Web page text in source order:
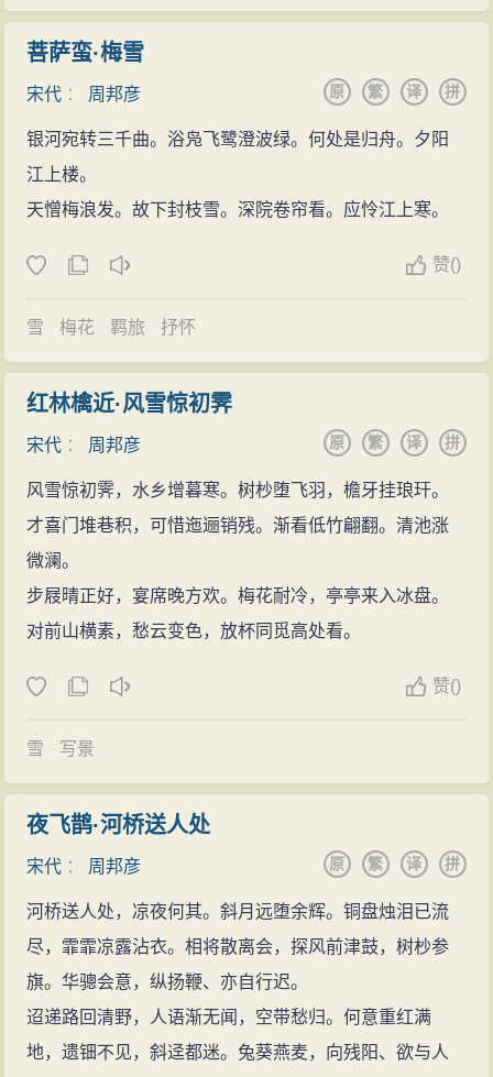
闲寻旧踪迹。又酒趁哀弦，灯照离席。梨花榆火催
寒食。愁一箭风快，半篙波暖，回头迢递便数驿，望人
在天北。
春无极。念月榭携手，露桥闻笛。沉思前事，似梦里，
泪暗滴。
宋徽宗听了以后，觉得周邦彦确实是个人才，就赦
免了他，还让他做了专管乐舞的大晟府提举。
前一年，方腊起义；死后六年，宋徽宗被俘，北宋沦
亡。可以说，曾长期担任要员的周邦彦是国家衰亡的见
证者，但本应十分敏感的词人却于末世沉浸在“清圆”的自
在悠闲中。
艺术贡献
周邦彦的词作，内容不外乎男女恋情、别愁离恨、
的成就主要在于兼收并蓄，博采诸家之所长，又摒弃它
他的词中，既有温庭筠的秾丽，韦庄的清艳，又有冯延
巳的缠绵、李后主的深婉，也有晏殊的蕴藉和欧阳修的
秀逸。至于柳永的铺叙绵密乃至是淫冶恻艳以及苏轼的
清旷豪达，我们都能窥知一二。同时，对于婉约词和豪
放词的某些缺点，他也尽量避免。因此，周邦彦的词深
得后人赞赏，并产生了广泛的影响。
促进词体声律模式的进一步规范化、精密化在北
宋，以苏轼为代表的词风在大力开拓词的表现领域的同
时，又往往成为“曲子中缚不住者”，表现出作为文字作品
向发展，极端重视词与音乐的配合，使词的声律模式进
任大晟府提举时，周邦彦以他的音律知识并吸收民间乐
工曲师的经验，搜集和审定了前代与当时流行的八十多
种词调，确定了各词调中每个字的四声，连同为仄声的
上、去、入都不容混用，并创制了《六丑》、《华胥
引》、《花犯》、《隔浦莲近拍》等不少新调。他所作
的词，格律自然是十分严谨，如《绕佛阁·暗尘四敛》的
双拽头：暗尘四敛，楼观迥出，高映孤馆。清漏将短，
厌闻夜久签声动书幔。桂华又满，闲步露草，偏爱幽
远。花气清婉，望中迤逦城阴度河岸。词中“敛”字上、去
词中之人，且闻其语，生动地描摹出人物的性格、心
丝”，写得更妙。一首小令写了两个故事，中间只用“而今
丽日明金屋”一句联起来，将上阕的追忆恋爱与下阕的共
同生活、金屋藏娇两种境界进行了比较，感受追忆两个
故事中的同一种情调：相聚不如相思，意味深长。另如
物、感情变换数次，构成全部事件、人物感情发展的脉
与行者，旧恨与新愁，人和物，情和境，浑然融为一
尊为婉约派的集大成者和格律派的创始人，开南宋姜
夔、吴文英格律词派先河。周邦彦的集子有杨泽民、方
千里、陈允平三家和词，今存《片玉词》10卷，《彊邨
丛书》本；另有《清真集》2卷，集外词1卷，《四印斋
所刻词》本。
周邦彦名字取自《诗经》的《国风·郑风·羔裘》“邦之
故不失为第一流之作者，但恨创调之才多，创意之才少
菩萨蛮·梅雪
宋代 ： 周邦彦 拼
译
繁
原
银河宛转三千曲。浴凫飞鹭澄波绿。何处是归舟。夕阳
江上楼。
天憎梅浪发。故下封枝雪。深院卷帘看。应怜江上寒。
赞()
雪 梅花 羁旅 抒怀
红林檎近·风雪惊初霁
宋代 ： 周邦彦 拼
译
繁
原
风雪惊初霁，水乡增暮寒。树杪堕飞羽，檐牙挂琅玕。
才喜门堆巷积，可惜迤逦销残。渐看低竹翩翻。清池涨
微澜。
步屐晴正好，宴席晚方欢。梅花耐冷，亭亭来入冰盘。
对前山横素，愁云变色，放杯同觅高处看。
赞()
雪 写景
夜飞鹊·河桥送人处
宋代 ： 周邦彦 拼
译
繁
原
河桥送人处，凉夜何其。斜月远堕余辉。铜盘烛泪已流
尽，霏霏凉露沾衣。相将散离会，探风前津鼓，树杪参
旗。华骢会意，纵扬鞭、亦自行迟。
迢递路回清野，人语渐无闻，空带愁归。何意重红满
地，遗钿不见，斜迳都迷。兔葵燕麦，向残阳、欲与人